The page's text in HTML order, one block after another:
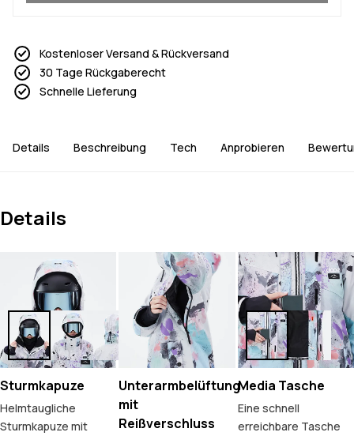
Kostenloser Versand & Rückversand
30 Tage Rückgaberecht
Schnelle Lieferung
Details Beschreibung Tech Anprobieren
Details
Sturmkapuze
Helmtaugliche
Sturmkapuze mit
Unterarmbelüftung
mit
Reißverschluss
Media Tasche
Eine schnell
erreichbare Tasche